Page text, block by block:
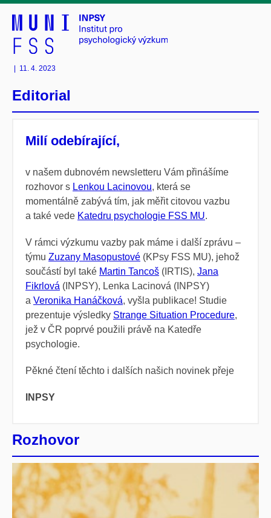
11. 4. 2023
Editorial
Milí odebírající,
v našem dubnovém newsletteru Vám přinášíme
rozhovor s Lenkou Lacinovou, která se
momentálně zabývá tím, jak měřit citovou vazbu
a také vede Katedru psychologie FSS MU.
V rámci výzkumu vazby pak máme i další zprávu –
týmu Zuzany Masopustové (KPsy FSS MU), jehož
součástí byl také Martin Tancoš (IRTIS), Jana
Fikrlová (INPSY), Lenka Lacinová (INPSY)
a Veronika Hanáčková, vyšla publikace! Studie
prezentuje výsledky Strange Situation Procedure,
jež v ČR poprvé použili právě na Katedře
psychologie.
Pěkné čtení těchto i dalších našich novinek přeje
INPSY
Rozhovor